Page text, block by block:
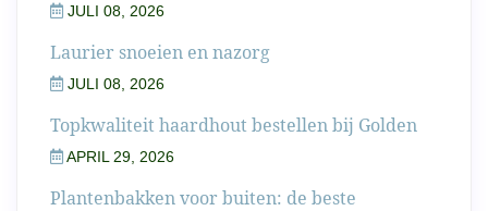
JULI 08, 2026
Laurier snoeien en nazorg
JULI 08, 2026
Topkwaliteit haardhout bestellen bij Golden
APRIL 29, 2026
Plantenbakken voor buiten: de beste